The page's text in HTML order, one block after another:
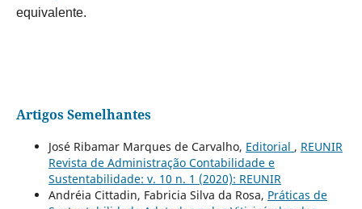
equivalente.
Artigos Semelhantes
José Ribamar Marques de Carvalho, Editorial , REUNIR
Revista de Administração Contabilidade e
Sustentabilidade: v. 10 n. 1 (2020): REUNIR
Andréia Cittadin, Fabricia Silva da Rosa, Práticas de